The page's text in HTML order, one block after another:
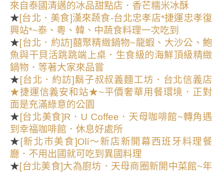
來自泰國清邁的冰品甜點店．香芒糯米冰酥
★[台北．美食]漢來蔬食-台北忠孝店*捷運忠孝復
興站*~泰、粵、韓、中蔬食料理一次吃到
★[台北．約訪]囍聚精緻鍋物~龍蝦、大沙公、鮑
魚與干貝活跳跳端上桌．生食級的海鮮頂級精緻
鍋物．等著大家來品嘗
★ [台北．約訪]鬍子叔叔義麵工坊．台北信義店
★捷運信義安和站★~平價奢華用餐環境．正對
面是充滿綠意的公園
★ [台北美食]R．U Coffee．天母咖啡館~轉角遇
到幸福咖啡館．休息好處所
★ [新北市美食]Olí～新店新開幕西班牙料理餐
廳．不用出國就可吃到異國料理
★[台北美食]大為廚坊．天母商圈新開中菜館~年